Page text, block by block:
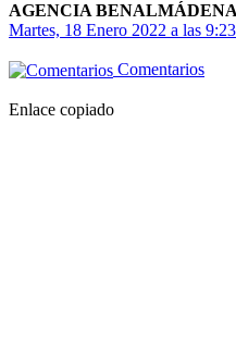
AGENCIA BENALMÁDENA
Martes, 18 Enero 2022 a las
Comentarios
Enlace copiado